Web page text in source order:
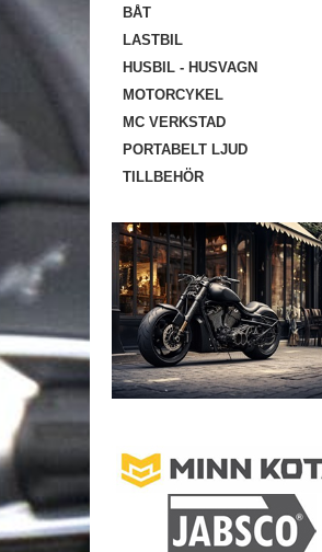
BÅT
LASTBIL
HUSBIL - HUSVAGN
MOTORCYKEL
MC VERKSTAD
PORTABELT LJUD
TILLBEHÖR